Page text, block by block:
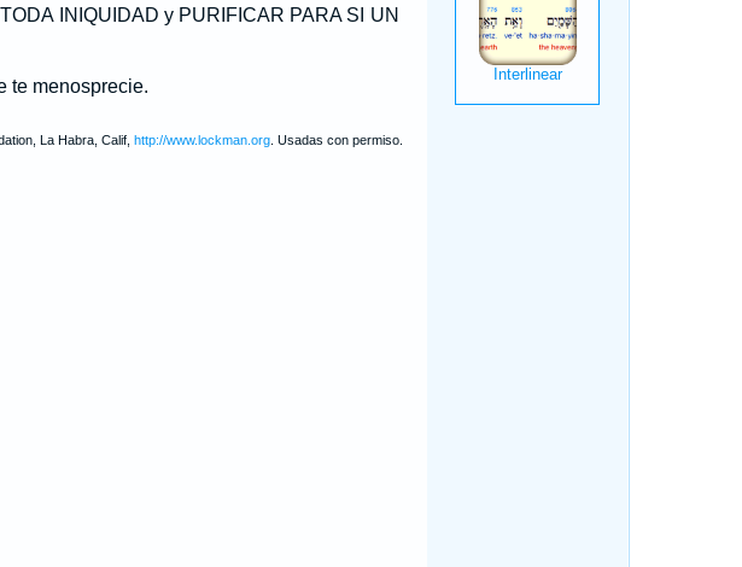
INIQUIDAD y PURIFICAR PARA SI UN
te menosprecie.
La Habra, Calif, http://www.lockman.org. Usadas con permiso.